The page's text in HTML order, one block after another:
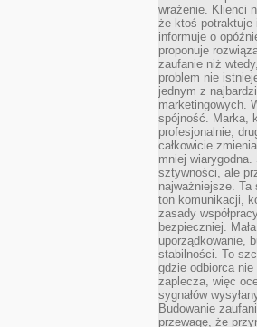
wrażenie. Klienci
że ktoś potraktuje
informuje o
proponuje
zaufanie niż
problem nie
jednym z
marketingowych.
spójność. Marka,
profesjonalnie,
całkowicie
mniej
sztywności, ale
najważniejsze. Ta
ton komunikacji,
zasady
bezpieczniej.
uporządkowanie,
stabilności. To
gdzie odbiorca nie
zaplecza, więc
sygnałów
Budowanie
przewagę, że